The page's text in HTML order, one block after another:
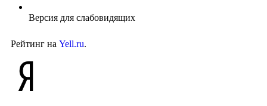
Версия для слабовидящих
Рейтинг на Yell.ru.